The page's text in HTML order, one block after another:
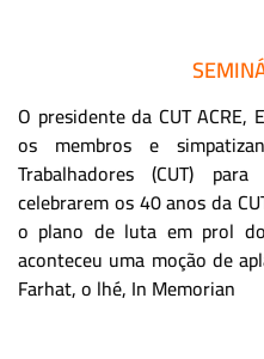
O presidente da CUT
os membros e
Trabalhadores (CUT)
celebrarem os 40 anos da
o plano de luta em prol
aconteceu uma moção de
Farhat, o lhé, In Memorian